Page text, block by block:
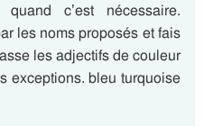
c’est nécessaire.
les noms proposés et fais
les adjectifs de couleur
exceptions. bleu turquoise